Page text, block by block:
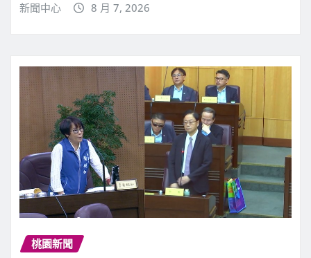
新聞中心 8 月 7, 2026
桃園新聞